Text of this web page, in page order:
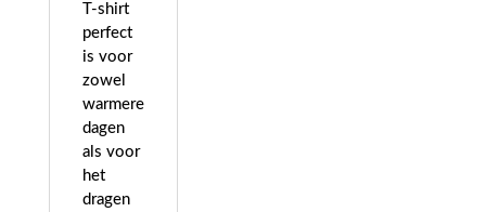
T-shirt
perfect
is voor
zowel
warmere
dagen
als voor
het
dragen